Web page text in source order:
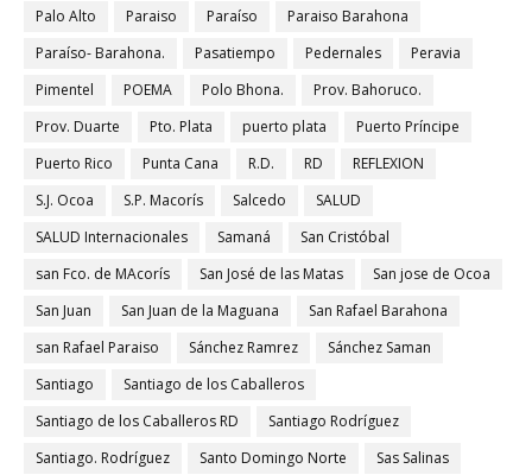
Palo Alto
Paraiso Paraíso
Paraiso Barahona
Paraíso- Barahona.
Pasatiempo Pedernales
Peravia
Pimentel
POEMA Polo Bhona.
Prov. Bahoruco.
Prov. Duarte
Pto. Plata puerto plata
Puerto Príncipe
Puerto Rico
Punta Cana R.D. RD
REFLEXION
S.J. Ocoa
S.P. Macorís Salcedo
SALUD
SALUD Internacionales
Samaná
San Cristóbal
san Fco. de MAcorís
San José de las Matas
San jose de Ocoa
San Juan
San Juan de la Maguana
San Rafael Barahona
san Rafael Paraiso
Sánchez Ramrez
Sánchez Saman
Santiago
Santiago de los Caballeros
Santiago de los Caballeros RD
Santiago Rodríguez
Santiago. Rodríguez
Santo Domingo Norte
Sas Salinas